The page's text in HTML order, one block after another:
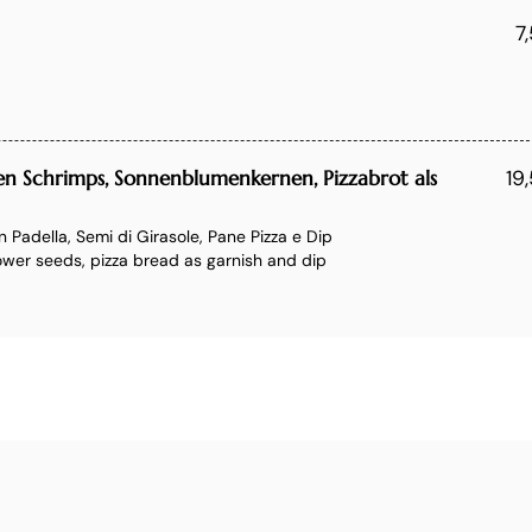
Schrimps, Sonnenblumenkernen, Pizzabrot als
Semi di Girasole, Pane Pizza e Dip
seeds, pizza bread as garnish and dip